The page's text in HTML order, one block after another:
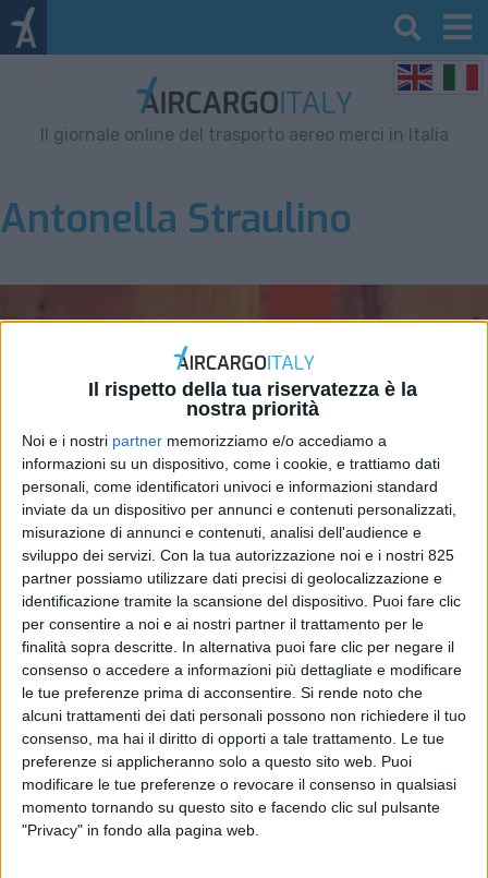
Il rispetto della tua riservatezza è la
nostra priorità
Noi e i nostri partner memorizziamo e/o accediamo a
informazioni su un dispositivo, come i cookie, e trattiamo dati
personali, come identificatori univoci e informazioni standard
inviate da un dispositivo per annunci e contenuti personalizzati,
misurazione di annunci e contenuti, analisi dell'audience e
sviluppo dei servizi. Con la tua autorizzazione noi e i nostri 825
partner possiamo utilizzare dati precisi di geolocalizzazione e
identificazione tramite la scansione del dispositivo. Puoi fare clic
per consentire a noi e ai nostri partner il trattamento per le
finalità sopra descritte. In alternativa puoi fare clic per negare il
consenso o accedere a informazioni più dettagliate e modificare
le tue preferenze prima di acconsentire. Si rende noto che
alcuni trattamenti dei dati personali possono non richiedere il tuo
consenso, ma hai il diritto di opporti a tale trattamento. Le tue
preferenze si applicheranno solo a questo sito web. Puoi
modificare le tue preferenze o revocare il consenso in qualsiasi
momento tornando su questo sito e facendo clic sul pulsante
"Privacy" in fondo alla pagina web.
Il giornale online del trasporto aereo merci in Italia
Antonella Straulino
Antonella Straulino ai vertici
di Clecat
ITALIA 30 NOVEMBRE 2021